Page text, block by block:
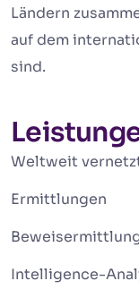
Ländern
auf dem
sind.
Weltweit
Ermittlungen
Intelligence-